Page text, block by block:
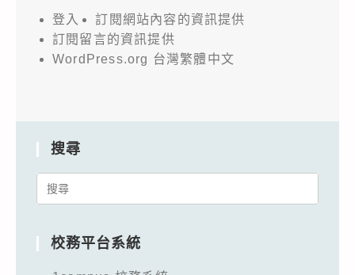
登入
訂閱網站內容的資訊提供
訂閱留言的資訊提供
WordPress.org 台灣繁體中文
搜尋
Search
校務平台系統